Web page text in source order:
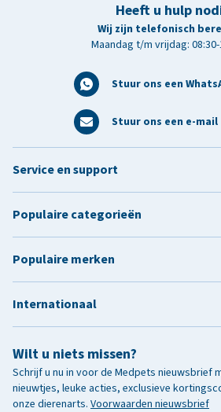
Heeft u hulp
Wij zijn telefonisch
Maandag t/m vrijdag:
Stuur ons een
Stuur ons een e-mail
Wilt u niets missen?
Schrijf u nu in voor de Medpets nieuwsbrief
nieuwtjes, leuke acties, exclusieve
onze dierenarts. Voorwaarden nieuwsbrief
Service en support
Populaire categorieën
Populaire merken
Internationaal